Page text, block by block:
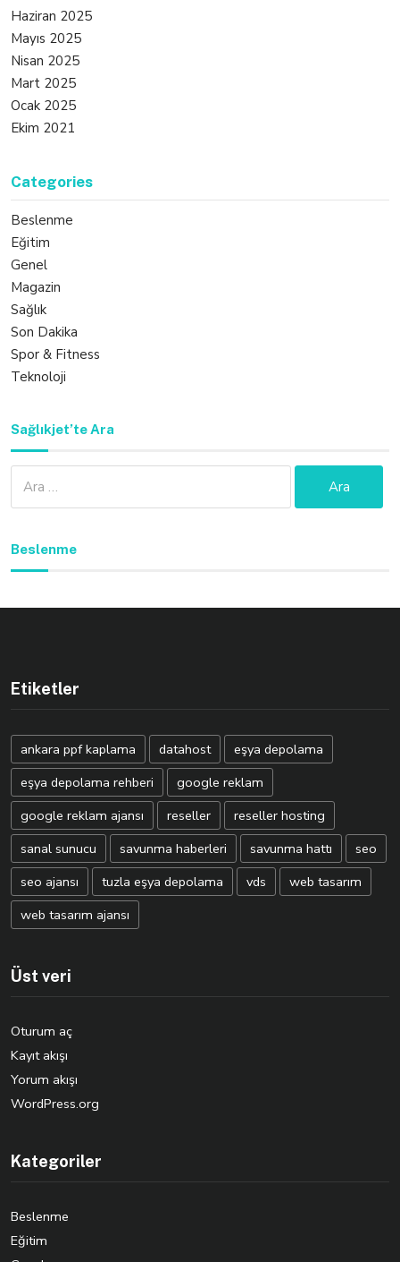
Haziran 2025
Mayıs 2025
Nisan 2025
Mart 2025
Ocak 2025
Ekim 2021
Categories
Beslenme
Eğitim
Genel
Magazin
Sağlık
Son Dakika
Spor & Fitness
Teknoloji
Sağlıkjet’te Ara
Beslenme
Etiketler
ankara ppf kaplama datahost
eşya depolama
eşya depolama rehberi
google reklam
google reklam ajansı
reseller
reseller hosting
sanal sunucu
savunma haberleri savunma hattı
seo
seo ajansı
tuzla eşya depolama vds
web tasarım
web tasarım ajansı
Üst veri
Oturum aç
Kayıt akışı
Yorum akışı
WordPress.org
Kategoriler
Beslenme
Eğitim